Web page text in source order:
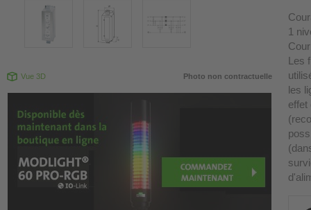
Vue 3D Photo non contractuelle
1
Les
les
effet